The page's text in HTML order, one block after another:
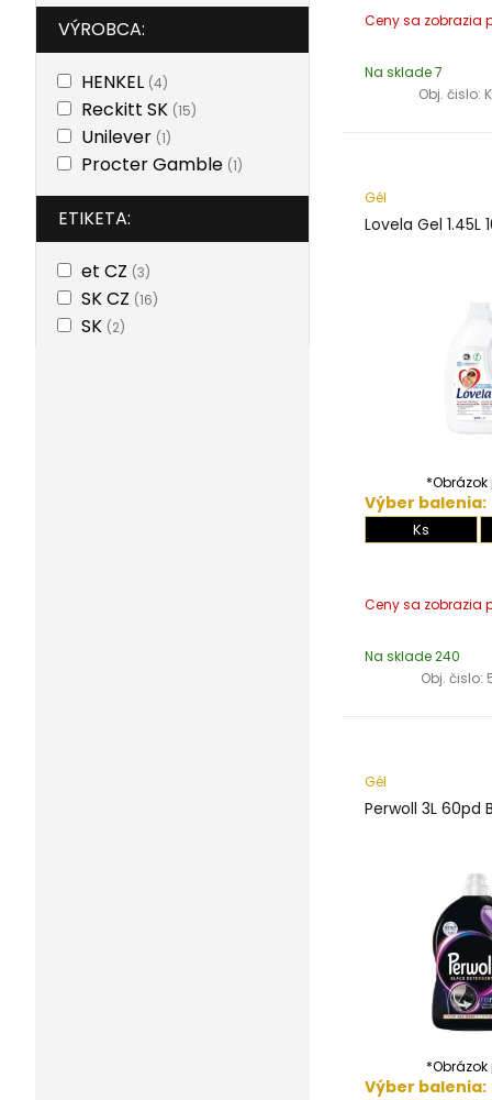
VÝROBCA:
HENKEL (4)
Reckitt SK (15)
Unilever (1)
Procter Gamble (1)
ETIKETA:
et CZ (3)
SK CZ (16)
SK (2)
Na sklade 7
Obj. čislo:
Gél
Lovela Gel 1.45L
Výber balenia:
Ks
Na sklade 240
Obj. čislo:
Gél
Perwoll 3L 60pd
Výber balenia: